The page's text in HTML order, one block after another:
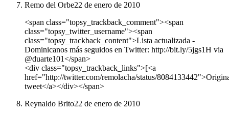
Remo del Orbe22 de enero de 2010
<span class="topsy_trackback_comment"><span
class="topsy_twitter_username"><span
class="topsy_trackback_content">Lista actualizada -
Dominicanos más seguidos en Twitter: http://bit.ly/5jgs1H via
@duarte101</span>
<div class="topsy_trackback_links">[<a
href="http://twitter.com/remolacha/status/
tweet</a></div></span>
Reynaldo Brito22 de enero de 2010